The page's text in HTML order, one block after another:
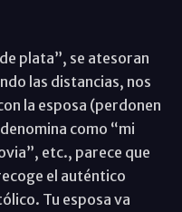
plata”, se atesoran
las distancias, nos
la esposa (perdonen
como “mi
etc., parece que
el auténtico
Tu esposa va